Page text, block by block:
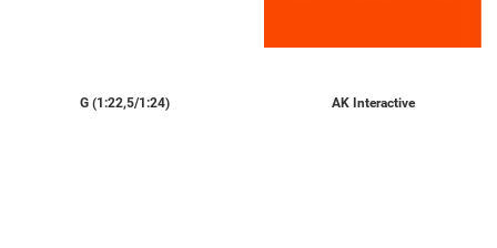
G (1:22,5/1:24) AK Interactive